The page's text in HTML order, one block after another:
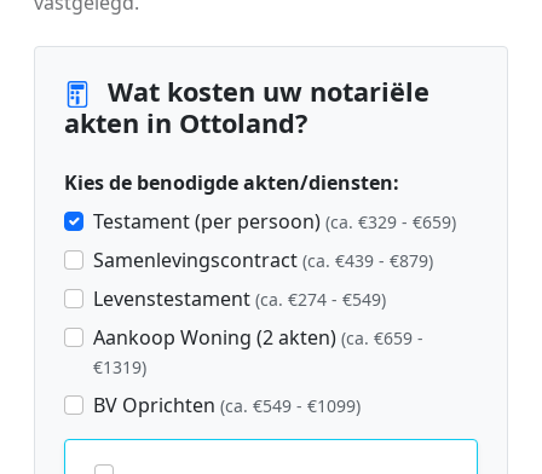
Wat kosten uw notariële
akten in Ottoland?
Kies de benodigde akten/diensten:
Testament (per persoon) (ca. €329 - €659)
Samenlevingscontract (ca. €439 - €879)
Levenstestament (ca. €274 - €549)
Aankoop Woning (2 akten) (ca. €659 -
€1319)
BV Oprichten (ca. €549 - €1099)